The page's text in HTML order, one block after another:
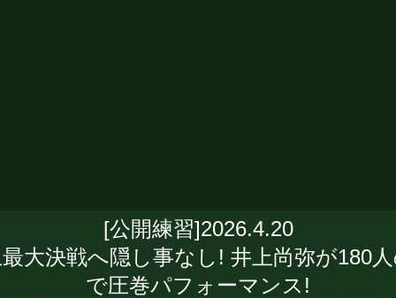
[公開練習]2026.4.20
大決戦へ隠し事なし! 井上尚弥が180
で圧巻パフォーマンス!